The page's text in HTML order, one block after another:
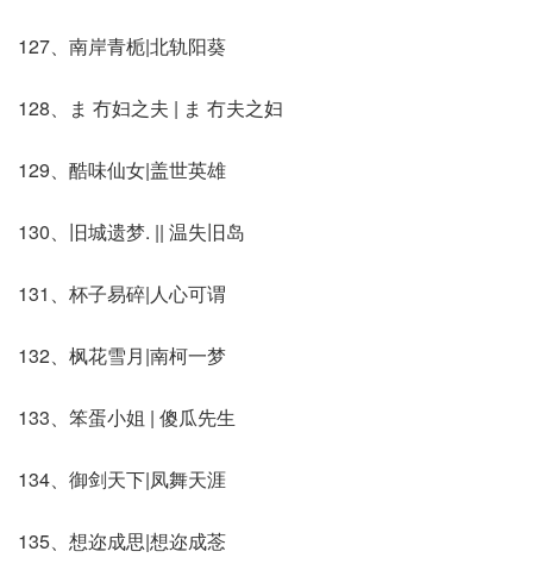
127、南岸青栀|北轨阳葵
128、ま 冇妇之夫 | ま 冇夫之妇
129、酷味仙女|盖世英雄
130、旧城遗梦. || 温失旧岛
131、杯子易碎|人心可谓
132、枫花雪月|南柯一梦
133、笨蛋小姐 | 傻瓜先生
134、御剑天下|凤舞天涯
135、想迩成思|想迩成菍